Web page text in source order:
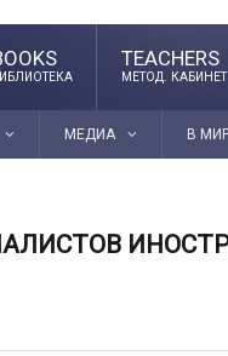
TEACHERS
МЕТОД. КАБИНЕТ
МЕДИА В